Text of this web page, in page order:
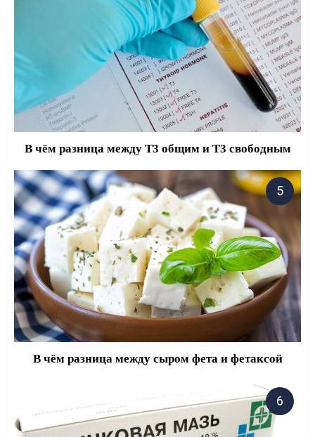
В чём разница между Т3 общим и Т3 свободным
В чём разница между сыром фета и фетаксой